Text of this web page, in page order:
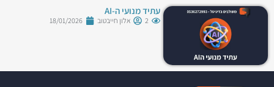
עתיד מנועי ה-AI
2 אלון חייבטוב 18/01/2026